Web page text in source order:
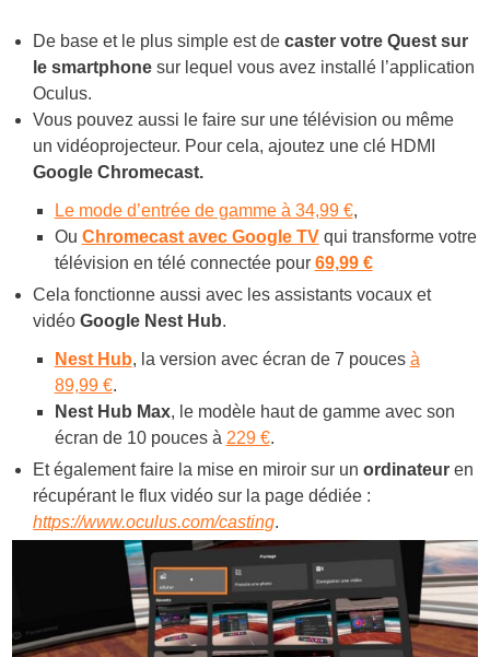
De base et le plus simple est decaster votre Quest sur
le smartphone sur lequel vous avez installé l’application
Oculus.
Vous pouvez aussi le faire sur une télévision ou même
un vidéoprojecteur. Pour cela, ajoutez une clé HDMI
Google Chromecast.
Le mode d’entrée de gamme à 34,99 €,
Ou Chromecast avec Google TVqui transforme votre
télévision en télé connectée pour 69,99 €
Cela fonctionne aussi avec les assistants vocaux et
vidéoGoogle Nest Hub.
Nest Hub, la version avec écran de 7 pouces à
89,99 €.
Nest Hub Max, le modèle haut de gamme avec son
écran de 10 pouces à 229 €.
Et également faire la mise en miroir sur unordinateur en
récupérant le flux vidéo sur la page dédiée :
https://www.oculus.com/casting.